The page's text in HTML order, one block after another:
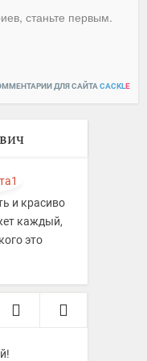
станьте первым.
ДЛЯ САЙТА CACKLE
и красиво
каждый,
это